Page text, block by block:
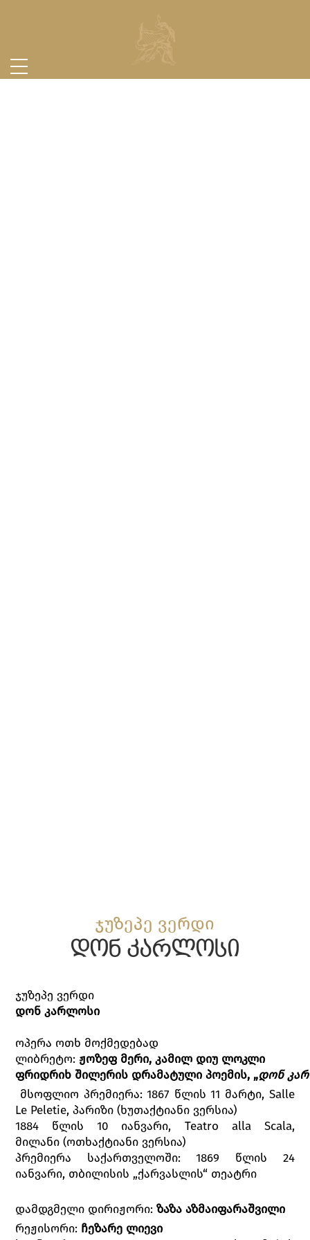
ჯუზეპე ვერდი
დონ კარლოსი
ჯუზეპე ვერდი
დონ კარლოსი
ოპერა ოთხ მოქმედებად
ლიბრეტო:ჟოზეფ მერი,კამილ დიუ ლოკლი
ფრიდრიხ შილერის დრამატული პოემის, „დონ
მსოფლიო პრემიერა: 1867 წლის 11 მარტი, Salle
Le Peletie, პარიზი (ხუთაქტიანი ვერსია)
1884 წლის 10 იანვარი, Teatro alla Scala,
მილანი (ოთხაქტიანი ვერსია)
პრემიერა საქართველოში: 1869 წლის 24
იანვარი, თბილისის „ქარვასლის“ თეატრი
დამდგმელი დირიჟორი:ზაზა აზმაიფარაშვილი
რეჟისორი: ჩეზარე ლიევი